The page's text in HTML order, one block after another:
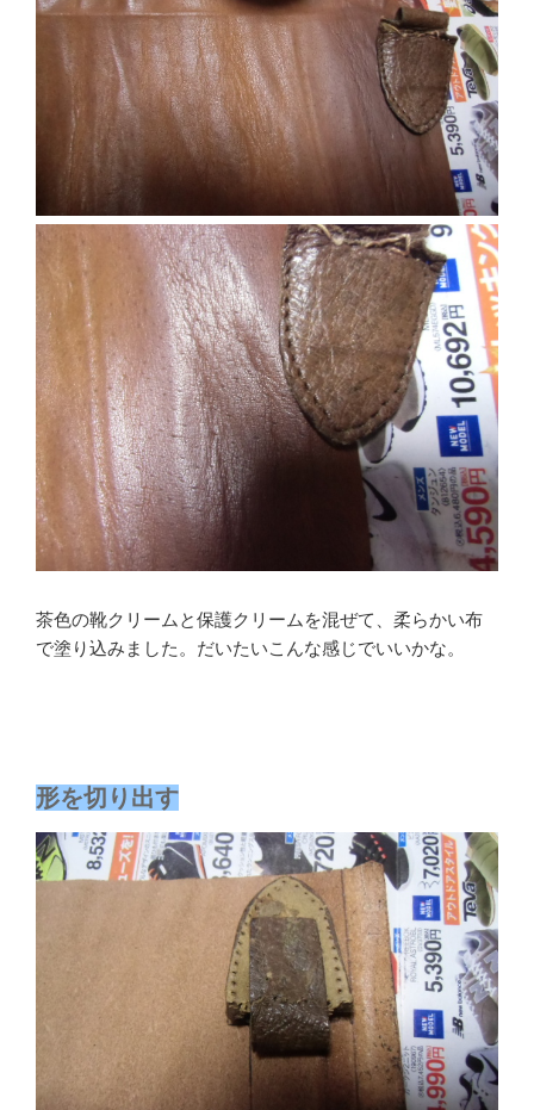
茶色の靴クリームと保護クリームを混ぜて、柔らかい布
で塗り込みました。だいたいこんな感じでいいかな。
形を切り出す